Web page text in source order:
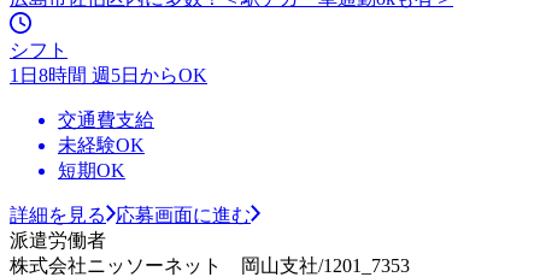
シフト
1日8時間 週5日からOK
交通費支給
未経験OK
短期OK
詳細を見る
応募画面に進む
派遣労働者
株式会社ニッソーネット 岡山支社/1201_7353